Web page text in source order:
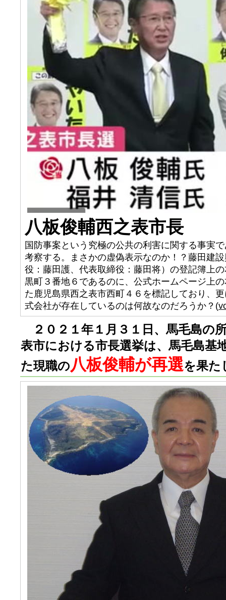
八板俊輔西之表市長
国防事案という究極の公共の利害に関する事実
考察する。まさかの虚偽表示なのか！？藤田建
役：藤田護、代表取締役：藤田将）の登記簿上
黒町３番地６であるのに、公式ホームページ上
た鹿児島県西之表市西町４６を標記しており、
式会社が存在しているのは何故なのだろうか？(
２０２１年１月３１日、馬毛島の
表市における市長選挙は、馬毛島基
た現職の八板俊輔が再選を果た